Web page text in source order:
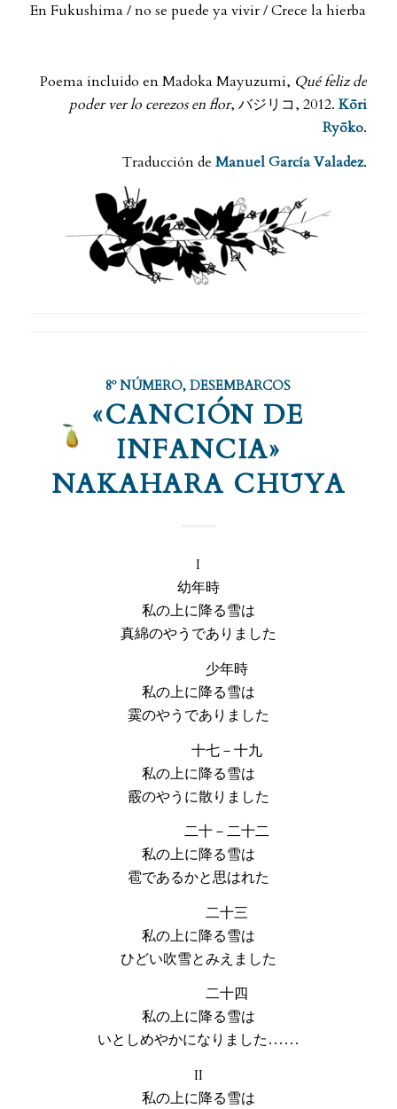
En Fukushima / no se puede ya vivir / Crece la hierba
Poema incluido en Madoka Mayuzumi, Qué feliz de
poder ver lo cerezos en flor, バジリコ, 2012.Kōri
Ryōko.
Traducción deManuel García Valadez.
8º NÚMERO,DESEMBARCOS
«CANCIÓN DE
INFANCIA»
NAKAHARA CHŪYA
I
幼年時
私の上に降る雪は
真綿のやうでありました
少年時
私の上に降る雪は
霙のやうでありました
十七－十九
私の上に降る雪は
霰のやうに散りました
二十－二十二
私の上に降る雪は
雹であるかと思はれた
二十三
私の上に降る雪は
ひどい吹雪とみえました
二十四
私の上に降る雪は
いとしめやかになりました……
II
私の上に降る雪は